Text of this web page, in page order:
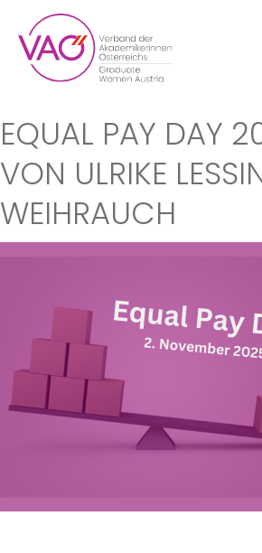
EQUAL PAY DAY
VON ULRIKE
WEIHRAUCH